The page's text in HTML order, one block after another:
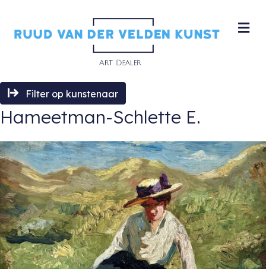
Filter op kunstenaar
Hameetman-Schlette E.